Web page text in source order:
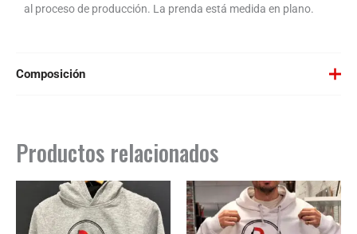
al proceso de producción. La prenda está medida en plano.
Composición
Color Gris Vigoré: 55% algodón / 40% poliéster / 5% viscosa.
GUÍA PARA EL CUIDADO DE LA ROPA
Lavar a máquina máximo 40ºC. Centrifugado corto.
Productos relacionados